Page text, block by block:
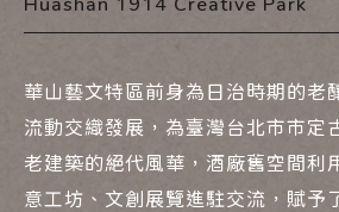
華山藝文特區前身為日治時期的老
流動交織發展，為臺灣台北市市定
老建築的絕代風華，酒廠舊空間利
意工坊、文創展覽進駐交流，賦予